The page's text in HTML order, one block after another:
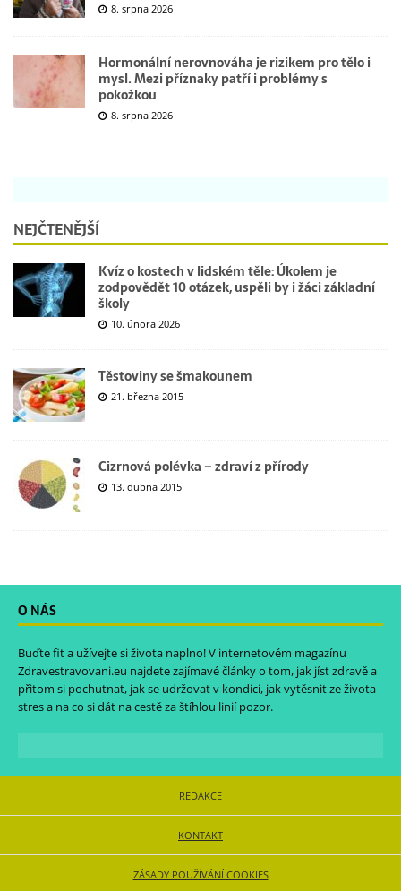
8. srpna 2026
Hormonální nerovnováha je rizikem pro tělo i
mysl. Mezi příznaky patří i problémy s
pokožkou
8. srpna 2026
NEJČTENĚJŠÍ
Kvíz o kostech v lidském těle: Úkolem je
zodpovědět 10 otázek, uspěli by i žáci základní
školy
10. února 2026
Těstoviny se šmakounem
21. března 2015
Cizrnová polévka – zdraví z přírody
13. dubna 2015
O NÁS
Buďte fit a užívejte si života naplno! V internetovém magazínu
Zdravestravovani.eu najdete zajímavé články o tom, jak jíst zdravě a
přitom si pochutnat, jak se udržovat v kondici, jak vytěsnit ze života
stres a na co si dát na cestě za štíhlou linií pozor.
REDAKCE
KONTAKT
ZÁSADY POUŽÍVÁNÍ COOKIES